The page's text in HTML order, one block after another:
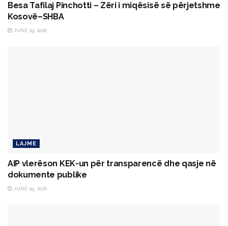
Besa Tafilaj Pinchotti – Zëri i miqësisë së përjetshme
Kosovë–SHBA
JUNE 29, 2026
LAJME
AIP vlerëson KEK-un për transparencë dhe qasje në
dokumente publike
JUNE 25, 2026